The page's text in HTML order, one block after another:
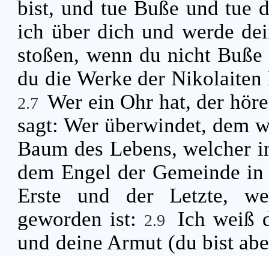
bist, und tue Buße und tue
ich über dich und werde
stoßen, wenn du nicht
du die Werke der Nikolaiten
2.7 Wer ein Ohr hat, der
sagt: Wer überwindet, dem
Baum des Lebens, welcher
dem Engel der Gemeinde
Erste und der Letzte,
geworden ist: 2.9
Ich weiß
und deine Armut (du bist